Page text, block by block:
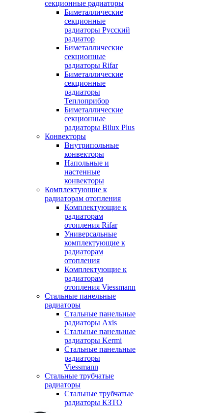
секционные радиаторы
Биметаллические
секционные
радиаторы Русский
радиатор
Биметаллические
секционные
радиаторы Rifar
Биметаллические
секционные
радиаторы
Теплоприбор
Биметаллические
секционные
радиаторы Bilux Plus
Конвекторы
Внутрипольные
конвекторы
Напольные и
настенные
конвекторы
Комплектующие к
радиаторам отопления
Комплектующие к
радиаторам
отопления Rifar
Универсальные
комплектующие к
радиаторам
отопления
Комплектующие к
радиаторам
отопления Viessmann
Стальные панельные
радиаторы
Стальные панельные
радиаторы Axis
Стальные панельные
радиаторы Kermi
Стальные панельные
радиаторы
Viessmann
Стальные трубчатые
радиаторы
Стальные трубчатые
радиаторы КЗТО